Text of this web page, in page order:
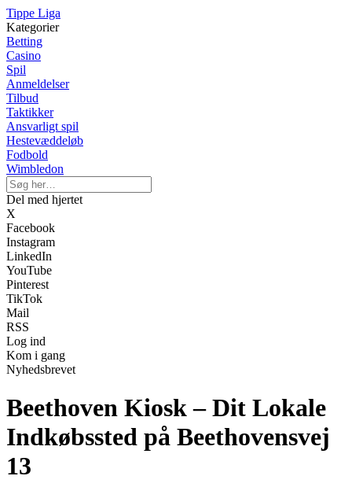
Tippe Liga
Kategorier
Betting
Casino
Spil
Anmeldelser
Tilbud
Taktikker
Ansvarligt spil
Hestevæddeløb
Fodbold
Wimbledon
Del med hjertet
X
Facebook
Instagram
LinkedIn
YouTube
Pinterest
TikTok
Mail
RSS
Log ind
Kom i gang
Nyhedsbrevet
Beethoven Kiosk – Dit Lokale
Indkøbssted på Beethovensvej
13